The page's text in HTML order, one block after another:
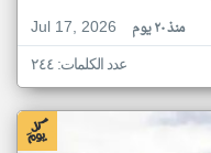
Jul 17, 2026
منذ ٢٠ يوم
عدد الكلمات: ٢٤٤